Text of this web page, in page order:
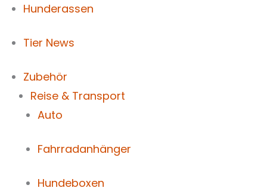
Hunderassen
Tier News
Zubehör
Reise & Transport
Auto
Fahrradanhänger
Hundeboxen